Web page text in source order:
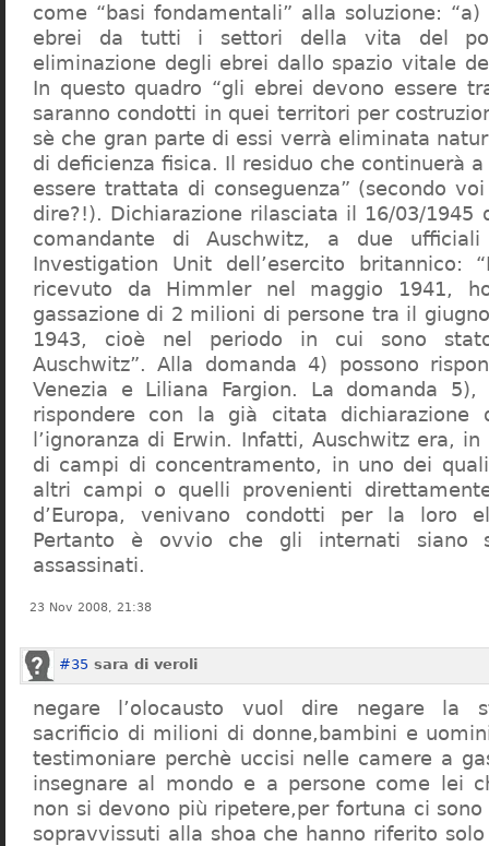
come “basi fondamentali” alla soluzione:
ebrei da tutti i settori della vita del
eliminazione degli ebrei dallo spazio vitale
In questo quadro “gli ebrei devono essere
saranno condotti in quei territori per
sè che gran parte di essi verrà eliminata
di deficienza fisica. Il residuo che continuerà
essere trattata di conseguenza” (secondo
dire?!). Dichiarazione rilasciata il 16/03/1945
comandante di Auschwitz, a due
Investigation Unit dell’esercito britannico:
ricevuto da Himmler nel maggio 1941,
gassazione di 2 milioni di persone tra il
1943, cioè nel periodo in cui sono
Auschwitz”. Alla domanda 4) possono
Venezia e Liliana Fargion. La domanda
rispondere con la già citata dichiarazione
l’ignoranza di Erwin. Infatti, Auschwitz era,
di campi di concentramento, in uno dei
altri campi o quelli provenienti
d’Europa, venivano condotti per la loro
Pertanto è ovvio che gli internati siano
assassinati.
23 Nov 2008, 21:38
#35 sara di veroli
negare l’olocausto vuol dire negare la
sacrificio di milioni di donne,bambini e
testimoniare perchè uccisi nelle camere a
insegnare al mondo e a persone come lei
non si devono più ripetere,per fortuna ci
sopravvissuti alla shoa che hanno riferito